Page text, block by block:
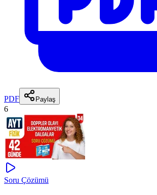
PDF Paylaş
6
Soru Çözümü